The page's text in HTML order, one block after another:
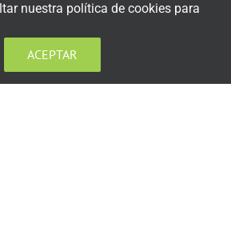
LAS REDES SOCIALES
nuestra política de cookies para
ACEPTAR